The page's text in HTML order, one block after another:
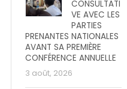
CONSULTATI
VE AVEC LES
PARTIES
PRENANTES NATIONALES
AVANT SA PREMIÈRE
CONFÉRENCE ANNUELLE
3 août, 2026